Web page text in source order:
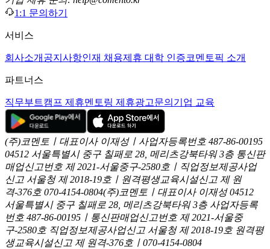
1:1 문의하기
서비스
회사소개 공지사항인재 채용제휴 대학 인증코멘토픽 소개
파트너스
직무부트캠프 제휴멘토링 제휴광고문의 기업 교육
(주)코멘토ㅣ대표이사 이재성ㅣ사업자등록번호 487-86-00195
04512 서울특별시 중구 칠패로 28, 메리츠강북타워 3층 통신판
매업신고번호 제 2021-서울중구-2580호ㅣ직업정보제공사업
신고 서울청 제 2018-19호ㅣ원격평생교육시설신고 제 원
격-376호 070-4154-0804(주)코멘토ㅣ대표이사 이재성 04512
서울특별시 중구 칠패로 28, 메리츠강북타워 3층 사업자등록
번호 487-86-00195ㅣ통신판매업신고번호 제 2021-서울중
구-2580호 직업정보제공사업신고 서울청 제 2018-19호 원격평
생교육시설신고 제 원격-376호ㅣ070-4154-0804